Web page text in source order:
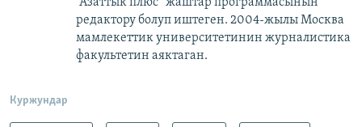
редактору болуп иштеген. 2004-жылы Москва
мамлекеттик университетинин журналистика
факультетин аяктаган.
Куржундар